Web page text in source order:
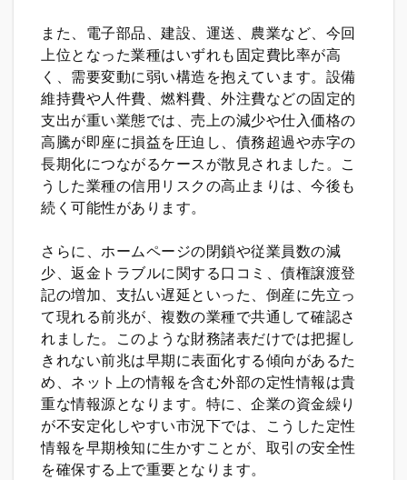
また、電子部品、建設、運送、農業など、今回
上位となった業種はいずれも固定費比率が高
く、需要変動に弱い構造を抱えています。設備
維持費や人件費、燃料費、外注費などの固定的
支出が重い業態では、売上の減少や仕入価格の
高騰が即座に損益を圧迫し、債務超過や赤字の
長期化につながるケースが散見されました。こ
うした業種の信用リスクの高止まりは、今後も
続く可能性があります。
さらに、ホームページの閉鎖や従業員数の減
少、返金トラブルに関する口コミ、債権譲渡登
記の増加、支払い遅延といった、倒産に先立っ
て現れる前兆が、複数の業種で共通して確認さ
れました。このような財務諸表だけでは把握し
きれない前兆は早期に表面化する傾向があるた
め、ネット上の情報を含む外部の定性情報は貴
重な情報源となります。特に、企業の資金繰り
が不安定化しやすい市況下では、こうした定性
情報を早期検知に生かすことが、取引の安全性
を確保する上で重要となります。